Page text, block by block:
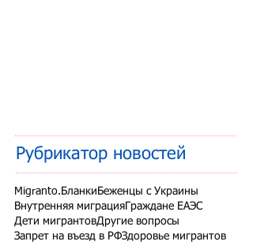
Рубрикатор новостей
Migranto.Бланки Беженцы с Украины
Внутренняя миграция Граждане ЕАЭС
Дети мигрантовДругие вопросы
Запрет на въезд в РФЗдоровье мигрантов